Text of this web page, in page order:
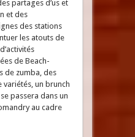
partages d’us et
et des
des stations
les atouts de
de Beach-
de zumba, des
variétés, un brunch
passera dans un
au cadre